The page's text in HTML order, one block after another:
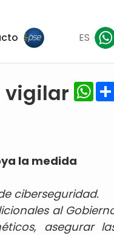
ES
vigilar
la medida
ciberseguridad.
al
asegurar